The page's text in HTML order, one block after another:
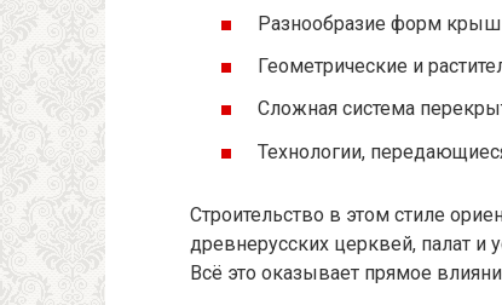
Разнообразие форм
Геометрические и
Сложная система
Технологии,
Строительство в этом стиле
древнерусских церквей, палат и
Всё это оказывает прямое